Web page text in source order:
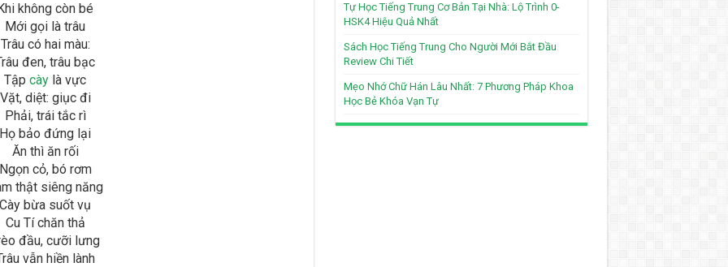
không còn bé
Mới gọi là trâu
Trâu có hai màu:
đen, trâu bạc
Tập cày là vực
Vặt, diệt: giục đi
Phải, trái tắc rì
Họ bảo đứng lại
Ăn thì ăn rối
cỏ, bó rơm
thật siêng năng
Cày bừa suốt vụ
Cu Tí chăn thả
đầu, cưỡi lưng
vẫn hiền lành
Tự Học Tiếng Trung Cơ Bản Tại Nhà: Lộ Trình 0-
HSK4 Hiệu Quả Nhất
Sách Học Tiếng Trung Cho Người Mới Bắt Đầu
Review Chi Tiết
Mẹo Nhớ Chữ Hán Lâu Nhất: 7 Phương Pháp Khoa
Học Bẻ Khóa Vạn Tự